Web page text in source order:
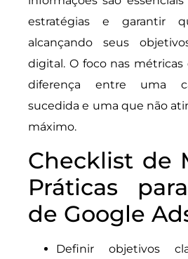
estratégias e garantir
alcançando seus
digital. O foco nas métricas
diferença entre uma
sucedida e uma que não
máximo.
Checklist de
Práticas
de Google
Definir objetivos